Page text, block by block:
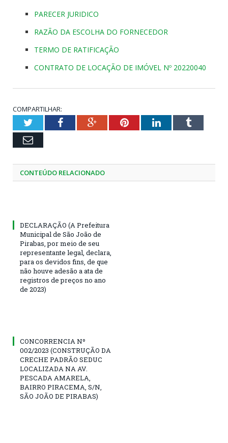
PARECER JURIDICO
RAZÃO DA ESCOLHA DO FORNECEDOR
TERMO DE RATIFICAÇÃO
CONTRATO DE LOCAÇÃO DE IMÓVEL Nº 20220040
COMPARTILHAR:
TwitterFacebookGoogle+PinterestLinkedInTumblr
Email
CONTEÚDO RELACIONADO
DECLARAÇÃO (A Prefeitura
Municipal de São João de
Pirabas, por meio de seu
representante legal, declara,
para os devidos fins, de que
não houve adesão a ata de
registros de preços no ano
de 2023)
CONCORRENCIA Nº
002/2023 (CONSTRUÇÃO DA
CRECHE PADRÃO SEDUC
LOCALIZADA NA AV.
PESCADA AMARELA,
BAIRRO PIRACEMA, S/N,
SÃO JOÃO DE PIRABAS)